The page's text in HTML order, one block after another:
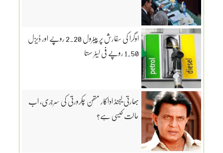
اوگرا کی سفارش پر پیٹرول 2.20 روپے اور ڈیزل
1.50 روپے فی لیٹر سستا
بھارتی لیجنڈ اداکار متھن چکرورتی کی سرجری، اب
حالت کیسی ہے؟